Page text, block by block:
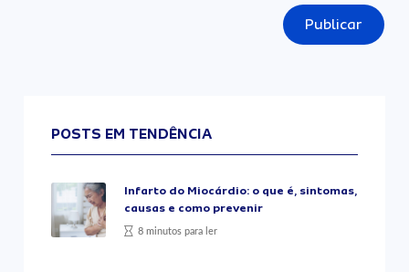
Publicar
POSTS EM TENDÊNCIA
Infarto do Miocárdio: o que é, sintomas,
causas e como prevenir
8 minutos para ler